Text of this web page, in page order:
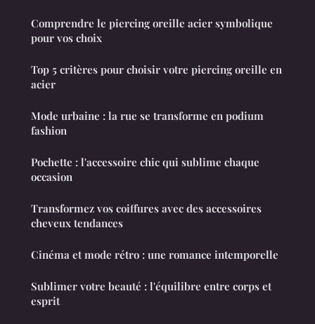
Comprendre le piercing oreille acier symbolique
pour vos choix
Top 5 critères pour choisir votre piercing oreille en
acier
Mode urbaine : la rue se transforme en podium
fashion
Pochette : l'accessoire chic qui sublime chaque
occasion
Transformez vos coiffures avec des accessoires
cheveux tendances
Cinéma et mode rétro : une romance intemporelle
Sublimer votre beauté : l'équilibre entre corps et
esprit